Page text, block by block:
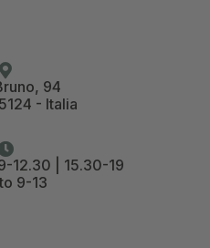
94
- Italia
12.30 | 15.30-19
9-13